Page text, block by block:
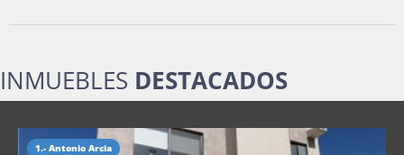
INMUEBLES DESTACADOS
1.- Antonio Arcia